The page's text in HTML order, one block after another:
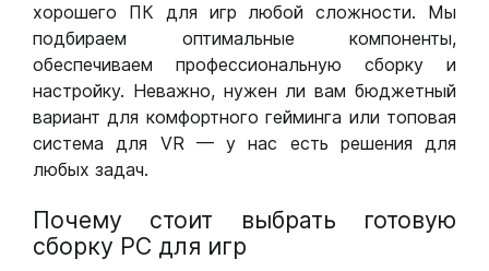
хорошего ПК для игр любой сложности. Мы
подбираем оптимальные компоненты,
обеспечиваем профессиональную сборку и
настройку. Неважно, нужен ли вам бюджетный
вариант для комфортного гейминга или топовая
система для VR — у нас есть решения для
любых задач.
Почему стоит выбрать готовую
сборку РС для игр